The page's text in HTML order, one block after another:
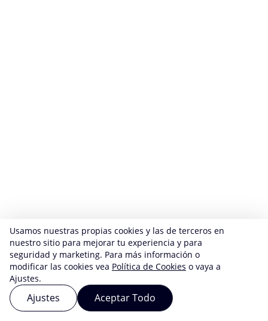
Usamos nuestras propias cookies y las de terceros en
nuestro sitio para mejorar tu experiencia y para
seguridad y marketing. Para más información o
modificar las cookies vea Política de Cookies o vaya a
Ajustes.
Ajustes Aceptar Todo